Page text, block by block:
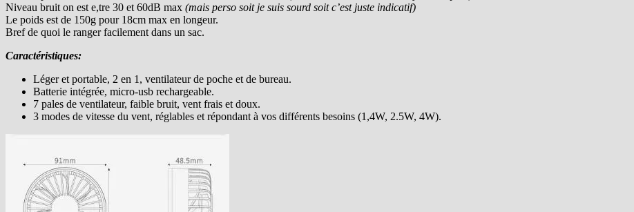
Niveau bruit on est e,tre 30 et 60dB max (mais perso soit je suis sourd soit c’est juste indicatif)
Le poids est de 150g pour 18cm max en longeur.
Bref de quoi le ranger facilement dans un sac.
Caractéristiques:
Léger et portable, 2 en 1, ventilateur de poche et de bureau.
Batterie intégrée, micro-usb rechargeable.
7 pales de ventilateur, faible bruit, vent frais et doux.
3 modes de vitesse du vent, réglables et répondant à vos différents besoins (1,4W, 2.5W, 4W).